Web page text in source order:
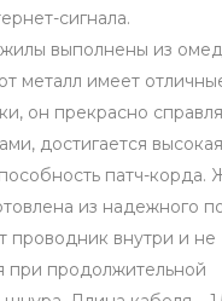
сигнала.
выполнены из
металл имеет
он прекрасно
достигается высокая
патч-корда.
из надежного
проводник внутри и не
при продолжительной